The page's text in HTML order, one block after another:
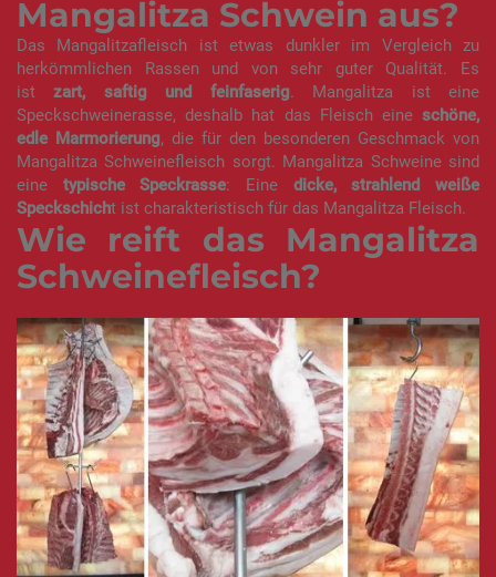
Mangalitza Schwein aus?
Das Mangalitzafleisch ist etwas dunkler im Vergleich zu
herkömmlichen Rassen und von sehr guter Qualität. Es
istzart, saftig und feinfaserig. Mangalitza ist eine
Speckschweinerasse, deshalb hat das Fleisch eine schöne,
edle Marmorierung, die für den besonderen Geschmack von
Mangalitza Schweinefleisch sorgt. Mangalitza Schweine sind
eine typische Speckrasse: Eine dicke, strahlend weiße
Speckschicht ist charakteristisch für das Mangalitza Fleisch.
Wie reift das Mangalitza
Schweinefleisch?